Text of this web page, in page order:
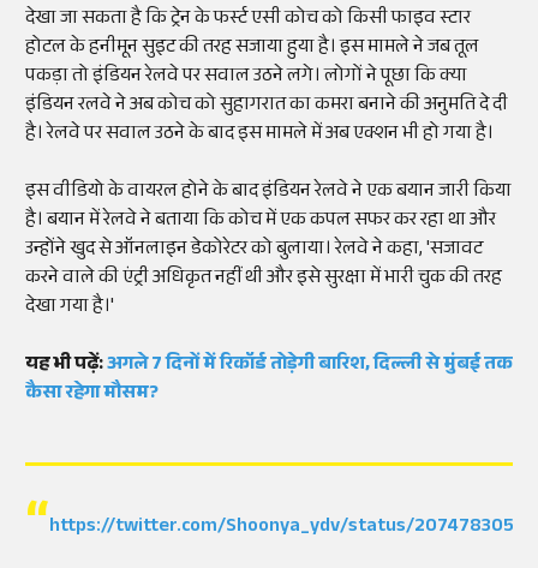
देखा जा सकता है कि ट्रेन के फर्स्ट एसी कोच को किसी फाइव स्टार
होटल के हनीमून सुइट की तरह सजाया हुया है। इस मामले ने जब तूल
पकड़ा तो इंडियन रेलवे पर सवाल उठने लगे। लोगों ने पूछा कि क्या
इंडियन रलवे ने अब कोच को सुहागरात का कमरा बनाने की अनुमति दे दी
है। रेलवे पर सवाल उठने के बाद इस मामले में अब एक्शन भी हो गया है।
इस वीडियो के वायरल होने के बाद इंडियन रेलवे ने एक बयान जारी किया
है। बयान में रेलवे ने बताया कि कोच में एक कपल सफर कर रहा था और
उन्होंने खुद से ऑनलाइन डेकोरेटर को बुलाया। रेलवे ने कहा, 'सजावट
करने वाले की एंट्री अधिकृत नहीं थी और इसे सुरक्षा में भारी चुक की तरह
देखा गया है।'
यह भी पढ़ें:अगले 7 दिनों में रिकॉर्ड तोड़ेगी बारिश, दिल्ली से मुंबई तक
कैसा रहेगा मौसम?
https://twitter.com/Shoonya_ydv/status/